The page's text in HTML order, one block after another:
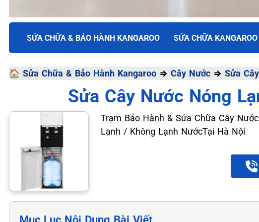
TRUNG TÂM BẢO HÀNH ĐIỆN MÁY VN
SỬA CHỮA & BẢO HÀNH
KANGAROO
Chất Lượng Tối Ưu - Giá Thành Tối Thiểu - Dịch Vụ Tối Đa
📞 09.663.898.33
SỬA CHỮA & BẢO HÀNH KANGAROO SỬA CHỮA KANGAROO
🏠 Sửa Chữa & Bảo Hành Kangaroo ⇒ Cây Nước ⇒ Sửa
Sửa Cây Nước Nóng
Trạm Bảo Hành & Sửa Chữa Cây
Lạnh / Không Lạnh NướcTại Hà Nội